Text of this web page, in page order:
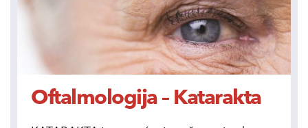
Oftalmologija – Katarakta